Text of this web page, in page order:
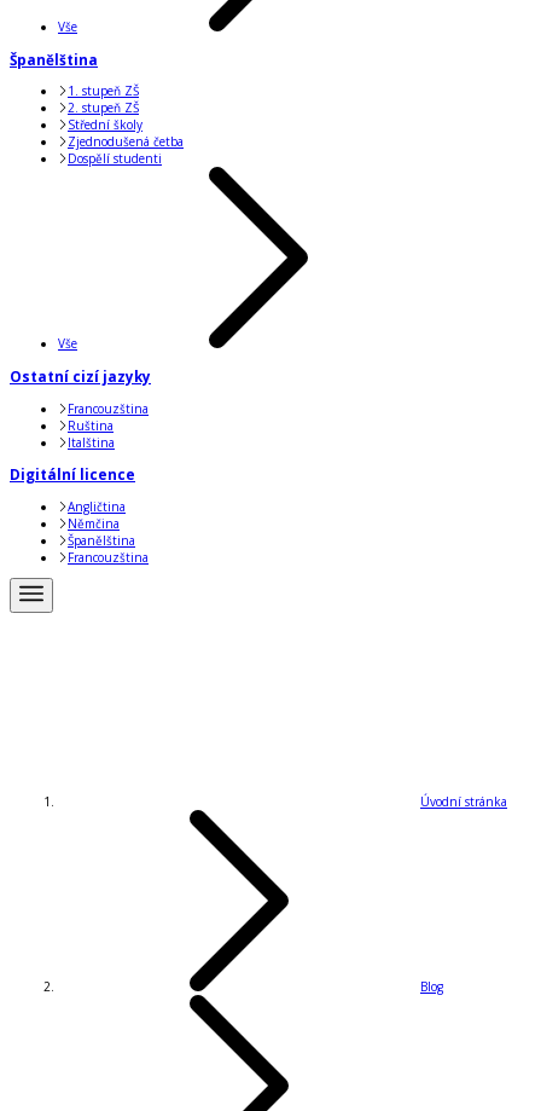
Vše
Španělština
1. stupeň ZŠ
2. stupeň ZŠ
Střední školy
Zjednodušená četba
Dospělí studenti
Vše
Ostatní cizí jazyky
Francouzština
Ruština
Italština
Digitální licence
Angličtina
Němčina
Španělština
Francouzština
Úvodní stránka
Blog